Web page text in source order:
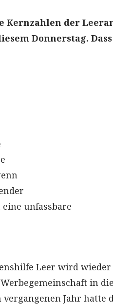
Kernzahlen der
Donnerstag. Dass
unfassbare
Leer wird wieder
in
Jahr hatte